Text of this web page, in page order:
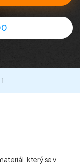
který se v